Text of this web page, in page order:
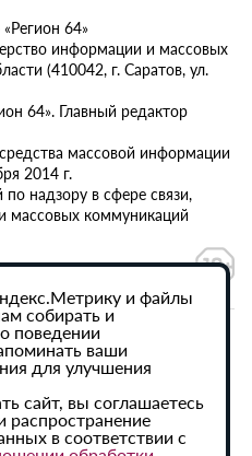
64»
информации и массовых
(410042, г. Саратов, ул.
64». Главный редактор
массовой информации
2014 г.
надзору в сфере связи,
массовых коммуникаций
персональных данных
сайта активная
64» обязательна.
и файлы
собирать и
поведении
ваши
для улучшения
сайт, вы соглашаетесь
распространение
в соответствии с